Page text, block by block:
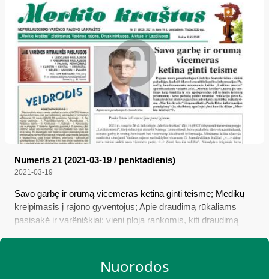
Numeris 21 (2021-03-19 / penktadienis)
2021-03-19
Savo garbę ir orumą vicemeras ketina ginti teisme; Medikų
kreipimasis į rajono gyventojus; Apie draudimą rūkaliams
pasisakė ir varëniškiai: vieni ploja rankomis, kiti draudimą
Nuorodos